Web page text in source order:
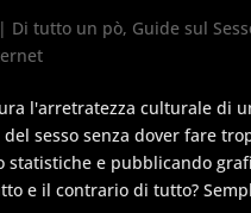
Di tutto un pò, Guide sul
l'arretratezza culturale di
sesso senza dover fare
statistiche e pubblicando
e il contrario di tutto?